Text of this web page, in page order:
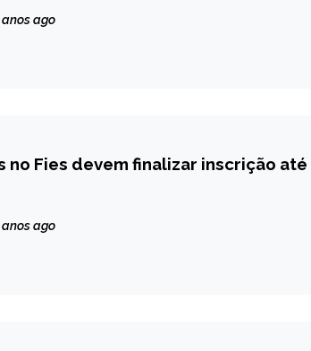
ago
no Fies devem finalizar inscrição até
ago